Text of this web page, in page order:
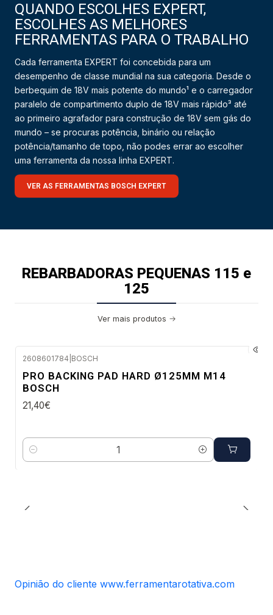
QUANDO ESCOLHES EXPERT,
ESCOLHES AS MELHORES
FERRAMENTAS PARA O TRABALHO
Cada ferramenta EXPERT foi concebida para um
desempenho de classe mundial na sua categoria. Desde o
berbequim de 18V mais potente do mundo¹ e o carregador
paralelo de compartimento duplo de 18V mais rápido³ até
ao primeiro agrafador para construção de 18V sem gás do
mundo – se procuras potência, binário ou relação
potência/tamanho de topo, não podes errar ao escolher
uma ferramenta da nossa linha EXPERT.
VER AS FERRAMENTAS BOSCH EXPERT
REBARBADORAS PEQUENAS 115 e
125
Ver mais produtos
2608601784 BOSCH
PRO BACKING PAD HARD Ø125MM M14
BOSCH
21,40€
Quantidade
Opinião do cliente www.ferramentarotativa.com